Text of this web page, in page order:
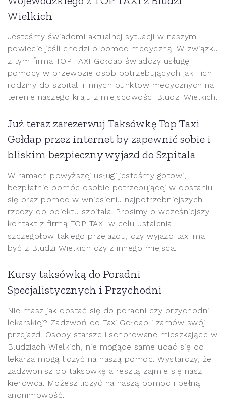
Wielkich
Jesteśmy świadomi aktualnej sytuacji w naszym
powiecie jeśli chodzi o pomoc medyczną. W związku
z tym firma TOP TAXI Gołdap świadczy usługę
pomocy w przewozie osób potrzebujących jak i ich
rodziny do szpitali i innych punktów medycznych na
terenie naszego kraju z miejscowości Bludzi Wielkich.
Już teraz zarezerwuj Taksówkę Top Taxi
Gołdap przez internet by zapewnić sobie i
bliskim bezpieczny wyjazd do Szpitala
W ramach powyższej usługi jesteśmy gotowi,
bezpłatnie pomóc osobie potrzebującej w dostaniu
się oraz pomoc w wniesieniu najpotrzebniejszych
rzeczy do obiektu szpitala. Prosimy o wcześniejszy
kontakt z firmą TOP TAXI w celu ustalenia
szczegółów takiego przejazdu, czy wyjazd taxi ma
być z Bludzi Wielkich czy z innego miejsca.
Kursy taksówką do Poradni
Specjalistycznych i Przychodni
Nie masz jak dostać się do poradni czy przychodni
lekarskiej? Zadzwoń do Taxi Gołdap i zamów swój
przejazd. Osoby starsze i schorowane mieszkające w
Bludziach Wielkich, nie mogące same udać się do
lekarza mogą liczyć na naszą pomoc. Wystarczy, że
zadzwonisz po taksówkę a resztą zajmie się nasz
kierowca. Możesz liczyć na naszą pomoc i pełną
anonimowość.